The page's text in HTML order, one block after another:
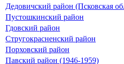
Дедовичский район (Псковская
Пустошкинский район
Гдовский район
Стругокрасненский район
Порховский район
Павский район (1946-1959)